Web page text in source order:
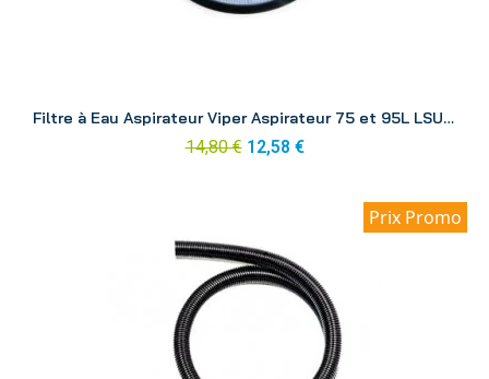
Filtre à Eau Aspirateur Viper Aspirateur 75 et 95L LSU275/375/395
14,80 € 12,58 €
Prix Promo